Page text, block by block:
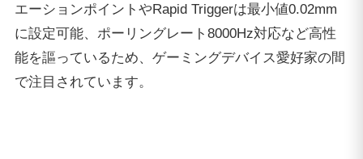
エーションポイントやRapid Triggerは最小値0.02mm
に設定可能、ポーリングレート8000Hz対応など高性
能を謳っているため、ゲーミングデバイス愛好家の間
で注目されています。